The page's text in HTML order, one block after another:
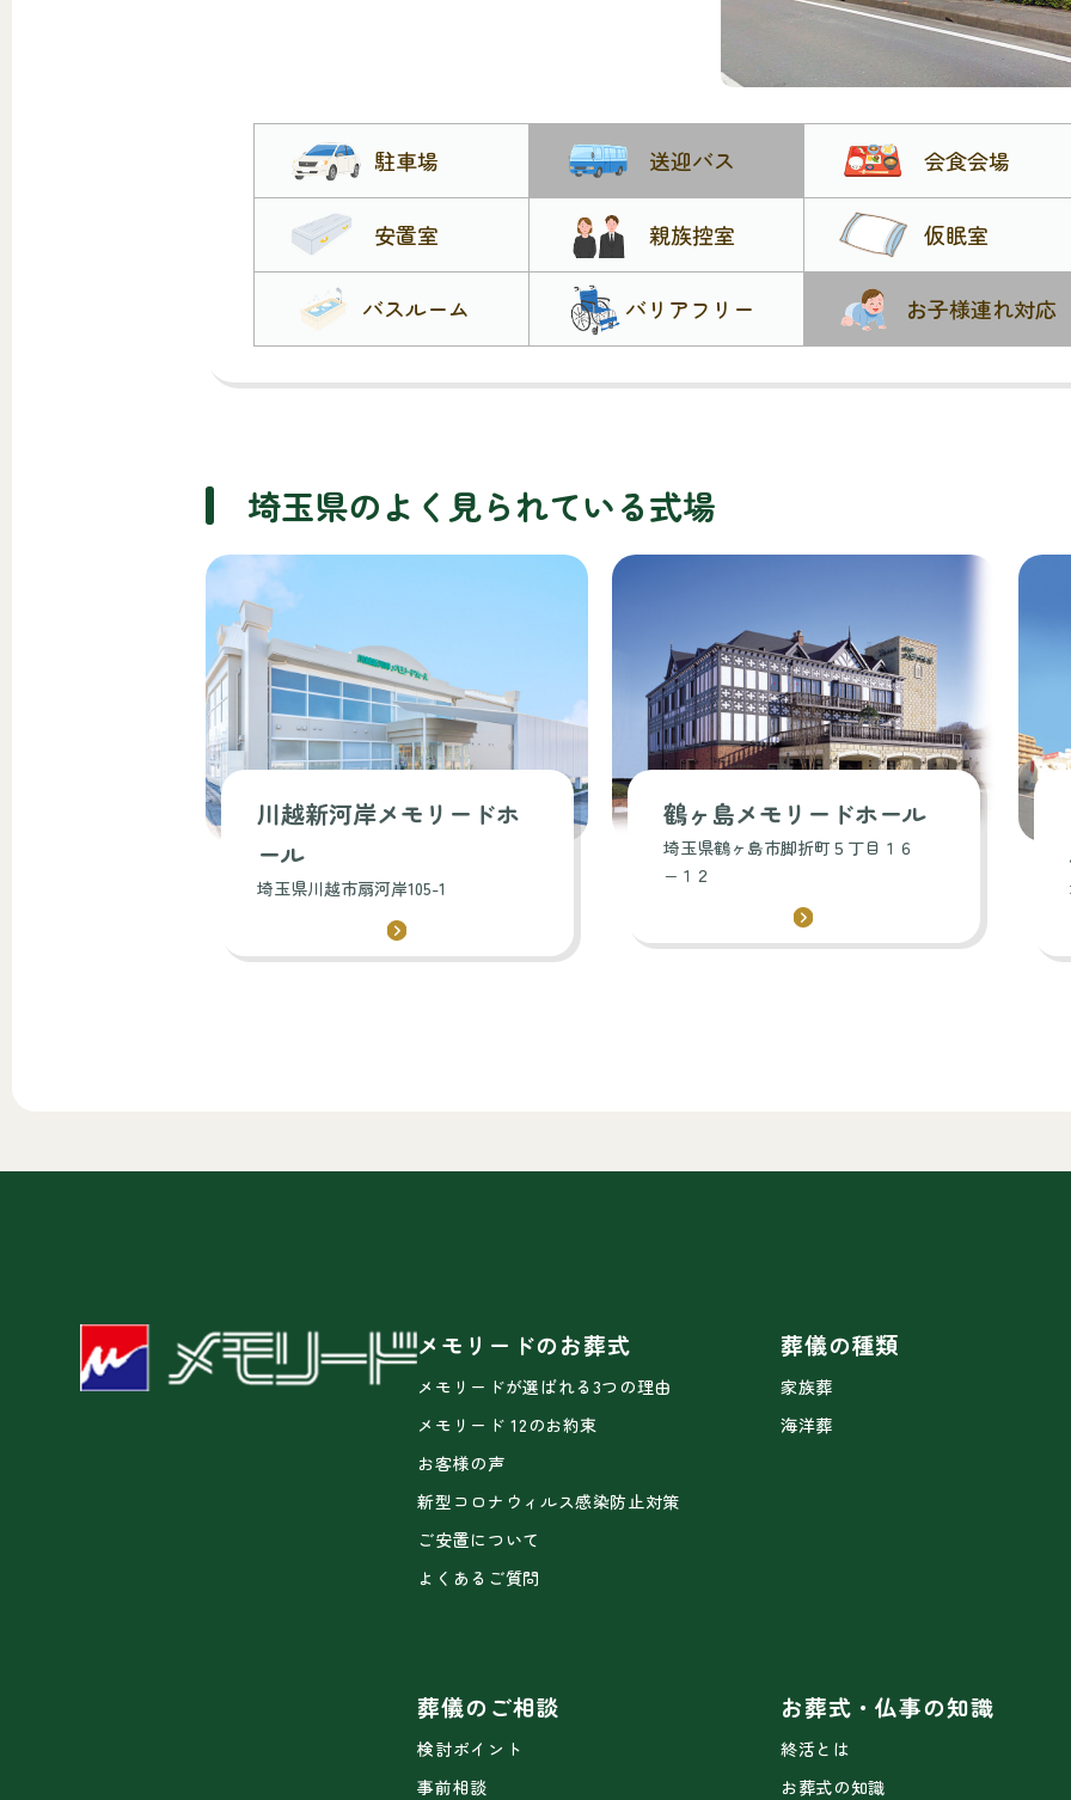
駐車場 送迎バス 会食会場
安置室 親族控室 仮眠室
バスルーム バリアフリー お子様連れ対応
埼玉県のよく見られている式場
川越新河岸メモリードホ
ール
埼玉県川越市扇河岸105-1
鶴ヶ島メモリードホール
埼玉県鶴ヶ島市脚折町５丁目１６
−１２
メモリードのお葬式
メモリードが選ばれる3つの理由
メモリード 12のお約束
お客様の声
新型コロナウィルス感染防止対策
ご安置について
よくあるご質問
葬儀の種類
家族葬
海洋葬
葬儀のご相談
検討ポイント
事前相談
お葬式・仏事の知識
終活とは
お葬式の知識